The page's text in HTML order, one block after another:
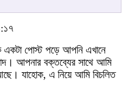
একটা পোস্ট পড়ে আপনি এখানে
আপনার বক্তব্যের সাথে আমি
যাহোক, এ নিয়ে আমি বিচলিত